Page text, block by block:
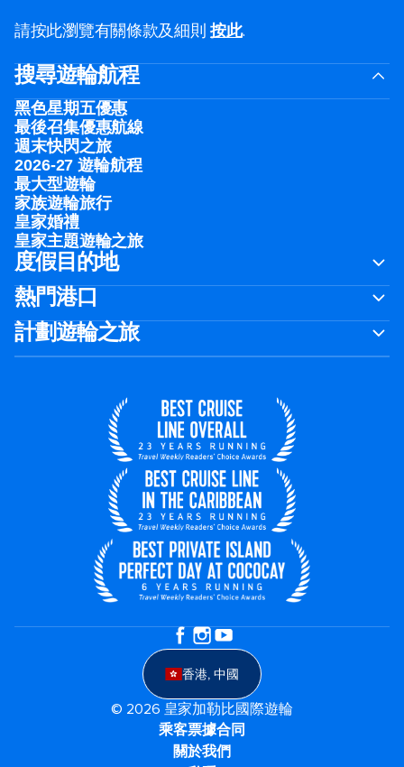
請按此瀏覽有關條款及細則按此.
搜尋遊輪航程
黑色星期五優惠
最後召集優惠航線
週末快閃之旅
2026-27 遊輪航程
最大型遊輪
家族遊輪旅行
皇家婚禮
皇家主題遊輪之旅
度假目的地
熱門港口
計劃遊輪之旅
香港, 中國
© 2026 皇家加勒比國際遊輪
乘客票據合同
關於我們